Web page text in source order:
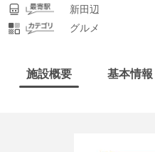
新田辺
グルメ
施設概要 基本情報